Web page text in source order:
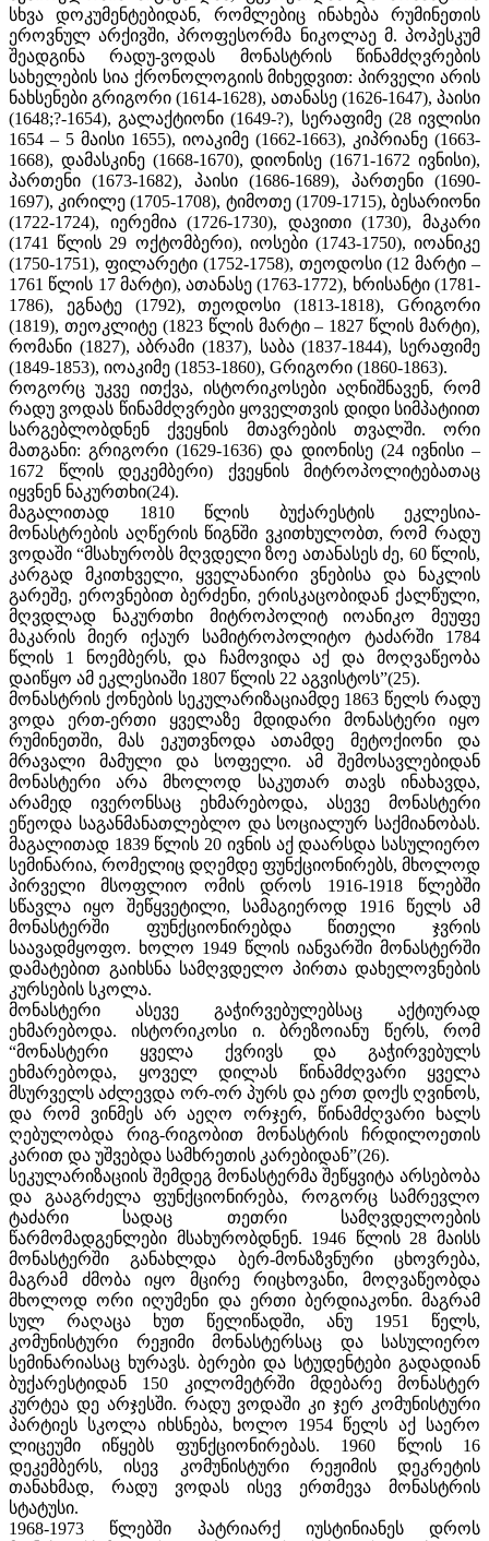
სხვა დოკუმენტებიდან, რომლებიც ინახება რუმინეთის
ეროვნულ არქივში, პროფესორმა ნიკოლაე მ. პოპესკუმ
შეადგინა რადუ-ვოდას მონასტრის წინამძღვრების
სახელების სია ქრონოლოგიის მიხედვით: პირველი არის
ნახსენები გრიგორი (1614-1628), ათანასე (1626-1647), პაისი
(1648;?-1654), გალაქტიონი (1649-?), სერაფიმე (28 ივლისი
1654 – 5 მაისი 1655), იოაკიმე (1662-1663), კიპრიანე (1663-
1668), დამასკინე (1668-1670), დიონისე (1671-1672 ივნისი),
პართენი (1673-1682), პაისი (1686-1689), პართენი (1690-
1697), კირილე (1705-1708), ტიმოთე (1709-1715), ბესარიონი
(1722-1724), იერემია (1726-1730), დავითი (1730), მაკარი
(1741 წლის 29 ოქტომბერი), იოსები (1743-1750), იოანიკე
(1750-1751), ფილარეტი (1752-1758), თეოდოსი (12 მარტი –
1761 წლის 17 მარტი), ათანასე (1763-1772), ხრისანტი (1781-
1786), ეგნატე (1792), თეოდოსი (1813-1818), Gრიგორი
(1819), თეოკლიტე (1823 წლის მარტი – 1827 წლის მარტი),
რომანი (1827), აბრამი (1837), საბა (1837-1844), სერაფიმე
(1849-1853), იოაკიმე (1853-1860), Gრიგორი (1860-1863).
როგორც უკვე ითქვა, ისტორიკოსები აღნიშნავენ, რომ
რადუ ვოდას წინამძღვრები ყოველთვის დიდი სიმპატიით
სარგებლობდნენ ქვეყნის მთავრების თვალში. ორი
მათგანი: გრიგორი (1629-1636) და დიონისე (24 ივნისი –
1672 წლის დეკემბერი) ქვეყნის მიტროპოლიტებათაც
იყვნენ ნაკურთხი(24).
მაგალითად 1810 წლის ბუქარესტის ეკლესია-
მონასტრების აღწერის წიგნში ვკითხულობთ, რომ რადუ
ვოდაში “მსახურობს მღვდელი ზოე ათანასეს ძე, 60 წლის,
კარგად მკითხველი, ყველანაირი ვნებისა და ნაკლის
გარეშე, ეროვნებით ბერძენი, ერისკაცობიდან ქალწული,
მღვდლად ნაკურთხი მიტროპოლიტ იოანიკო მეუფე
მაკარის მიერ იქაურ სამიტროპოლიტო ტაძარში 1784
წლის 1 ნოემბერს, და ჩამოვიდა აქ და მოღვაწეობა
დაიწყო ამ ეკლესიაში 1807 წლის 22 აგვისტოს”(25).
მონასტრის ქონების სეკულარიზაციამდე 1863 წელს რადუ
ვოდა ერთ-ერთი ყველაზე მდიდარი მონასტერი იყო
რუმინეთში, მას ეკუთვნოდა ათამდე მეტოქიონი და
მრავალი მამული და სოფელი. ამ შემოსავლებიდან
მონასტერი არა მხოლოდ საკუთარ თავს ინახავდა,
არამედ ივერონსაც ეხმარებოდა, ასევე მონასტერი
ეწეოდა საგანმანათლებლო და სოციალურ საქმიანობას.
მაგალითად 1839 წლის 20 ივნის აქ დაარსდა სასულიერო
სემინარია, რომელიც დღემდე ფუნქციონირებს, მხოლოდ
პირველი მსოფლიო ომის დროს 1916-1918 წლებში
სწავლა იყო შეწყვეტილი, სამაგიეროდ 1916 წელს ამ
მონასტერში ფუნქციონირებდა წითელი ჯვრის
საავადმყოფო. ხოლო 1949 წლის იანვარში მონასტერში
დამატებით გაიხსნა სამღვდელო პირთა დახელოვნების
კურსების სკოლა.
მონასტერი ასევე გაჭირვებულებსაც აქტიურად
ეხმარებოდა. ისტორიკოსი ი. ბრეზოიანუ წერს, რომ
“მონასტერი ყველა ქვრივს და გაჭირვებულს
ეხმარებოდა, ყოველ დილას წინამძღვარი ყველა
მსურველს აძლევდა ორ-ორ პურს და ერთ დოქს ღვინოს,
და რომ ვინმეს არ აეღო ორჯერ, წინამძღვარი ხალს
ღებულობდა რიგ-რიგობით მონასტრის ჩრდილოეთის
კარით და უშვებდა სამხრეთის კარებიდან”(26).
სეკულარიზაციის შემდეგ მონასტერმა შეწყვიტა არსებობა
და გააგრძელა ფუნქციონირება, როგორც სამრევლო
ტაძარი სადაც თეთრი სამღვდელოების
წარმომადგენლები მსახურობდნენ. 1946 წლის 28 მაისს
მონასტერში განახლდა ბერ-მონაზვნური ცხოვრება,
მაგრამ ძმობა იყო მცირე რიცხოვანი, მოღვაწეობდა
მხოლოდ ორი იღუმენი და ერთი ბერდიაკონი. მაგრამ
სულ რაღაცა ხუთ წელიწადში, ანუ 1951 წელს,
კომუნისტური რეჟიმი მონასტერსაც და სასულიერო
სემინარიასაც ხურავს. ბერები და სტუდენტები გადადიან
ბუქარესტიდან 150 კილომეტრში მდებარე მონასტერ
კურტეა დე არჯესში. რადუ ვოდაში კი ჯერ კომუნისტური
პარტიეს სკოლა იხსნება, ხოლო 1954 წელს აქ საერო
ლიცეუმი იწყებს ფუნქციონირებას. 1960 წლის 16
დეკემბერს, ისევ კომუნისტური რეჟიმის დეკრეტის
თანახმად, რადუ ვოდას ისევ ერთმევა მონასტრის
სტატუსი.
1968-1973 წლებში პატრიარქ იუსტინიანეს დროს